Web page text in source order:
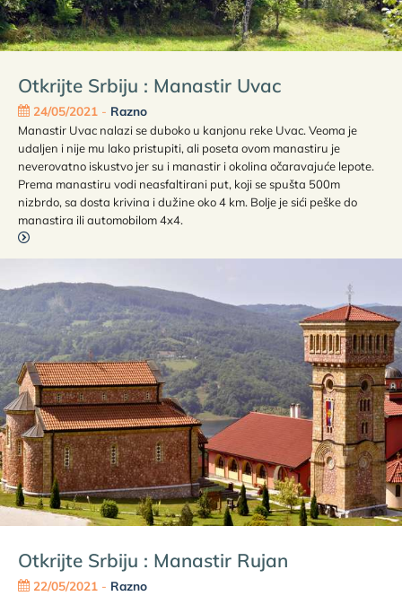
Otkrijte Srbiju : Manastir Uvac
24/05/2021- Razno
Manastir Uvac nalazi se duboko u kanjonu reke Uvac. Veoma je
udaljen i nije mu lako pristupiti, ali poseta ovom manastiru je
neverovatno iskustvo jer su i manastir i okolina očaravajuće lepote.
Prema manastiru vodi neasfaltirani put, koji se spušta 500m
nizbrdo, sa dosta krivina i dužine oko 4 km. Bolje je sići peške do
manastira ili automobilom 4x4.
Otkrijte Srbiju : Manastir Rujan
22/05/2021- Razno